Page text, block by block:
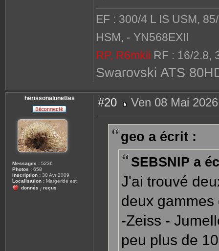
EF : 300/4 L IS USM,
HSM, - YN568EXII
RP, R6mkii RF : 16/2.8,
Swarovski ATS
herissonalunettes
Messages : 5236
Photos : 658
Inscription : 30 Avr 2009
Localisation : Margeride est
donnés / reçus
#20
e
g
Ven 08 Mai
geo a écrit :
SEBSNIP a
J'ai trouvé
deux gammes
-Zeiss -
peu plus de